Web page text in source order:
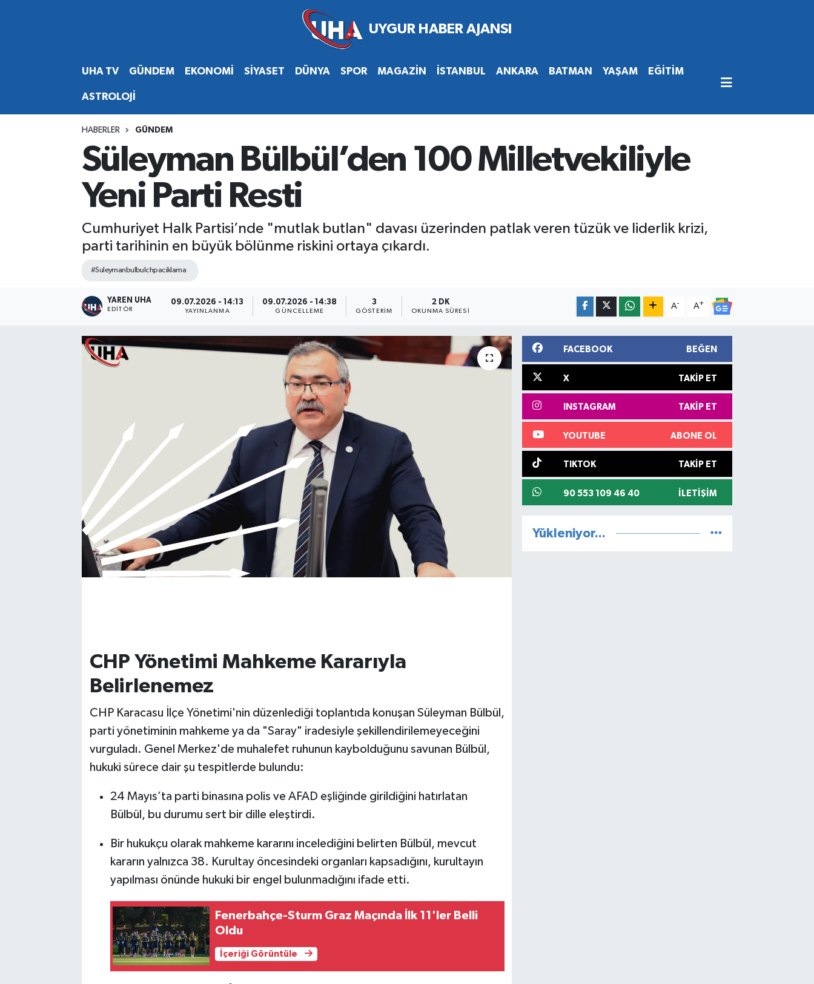
UHA TV GÜNDEM EKONOMİ SİYASET DÜNYA SPOR MAGAZİN İSTANBUL ANKARA BATMAN YAŞAM EĞİTİM
ASTROLOJİ
HABERLER GÜNDEM
Süleyman Bülbül’den 100 Milletvekiliyle
Yeni Parti Resti
Cumhuriyet Halk Partisi’nde "mutlak butlan" davası üzerinden patlak veren tüzük ve liderlik krizi,
parti tarihinin en büyük bölünme riskini ortaya çıkardı.
#Suleymanbulbulchpaciklama
YAREN UHA
EDITÖR
09.07.2026 - 14:13
YAYINLANMA
09.07.2026 - 14:38
GÜNCELLEME
3
GÖSTERIM
2 DK
OKUNMA SÜRESI
A- A+
CHP Yönetimi Mahkeme Kararıyla
Belirlenemez
CHP Karacasu İlçe Yönetimi'nin düzenlediği toplantıda konuşan Süleyman Bülbül,
parti yönetiminin mahkeme ya da "Saray" iradesiyle şekillendirilemeyeceğini
vurguladı. Genel Merkez'de muhalefet ruhunun kaybolduğunu savunan Bülbül,
hukuki sürece dair şu tespitlerde bulundu:
24 Mayıs’ta parti binasına polis ve AFAD eşliğinde girildiğini hatırlatan
Bülbül, bu durumu sert bir dille eleştirdi.
Bir hukukçu olarak mahkeme kararını incelediğini belirten Bülbül, mevcut
kararın yalnızca 38. Kurultay öncesindeki organları kapsadığını, kurultayın
yapılması önünde hukuki bir engel bulunmadığını ifade etti.
Fenerbahçe-Sturm Graz Maçında İlk 11'ler Belli
Oldu
İçeriği Görüntüle
FACEBOOK BEĞEN
X TAKIP ET
INSTAGRAM TAKIP ET
YOUTUBE ABONE OL
TIKTOK TAKIP ET
90 553 109 46 40 İLETIŞIM
Yükleniyor...
Hava Durumu
Süper Lig Puan Durumu ve Fikstür
Tüm Manşetler
Son Dakika Haberleri